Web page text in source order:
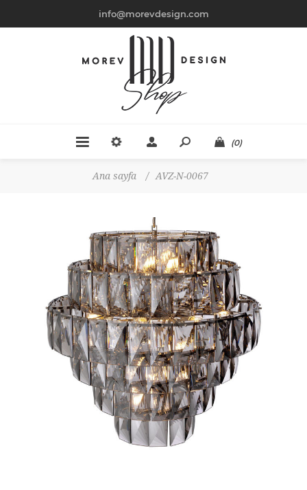
info@morevdesign.com
(0)
Ana sayfa / AVZ-N-0067